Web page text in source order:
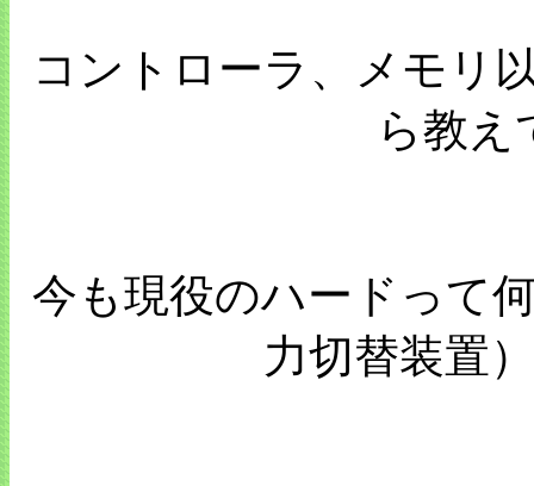
コントローラ、メモリ
ら教え
今も現役のハードって
力切替装置